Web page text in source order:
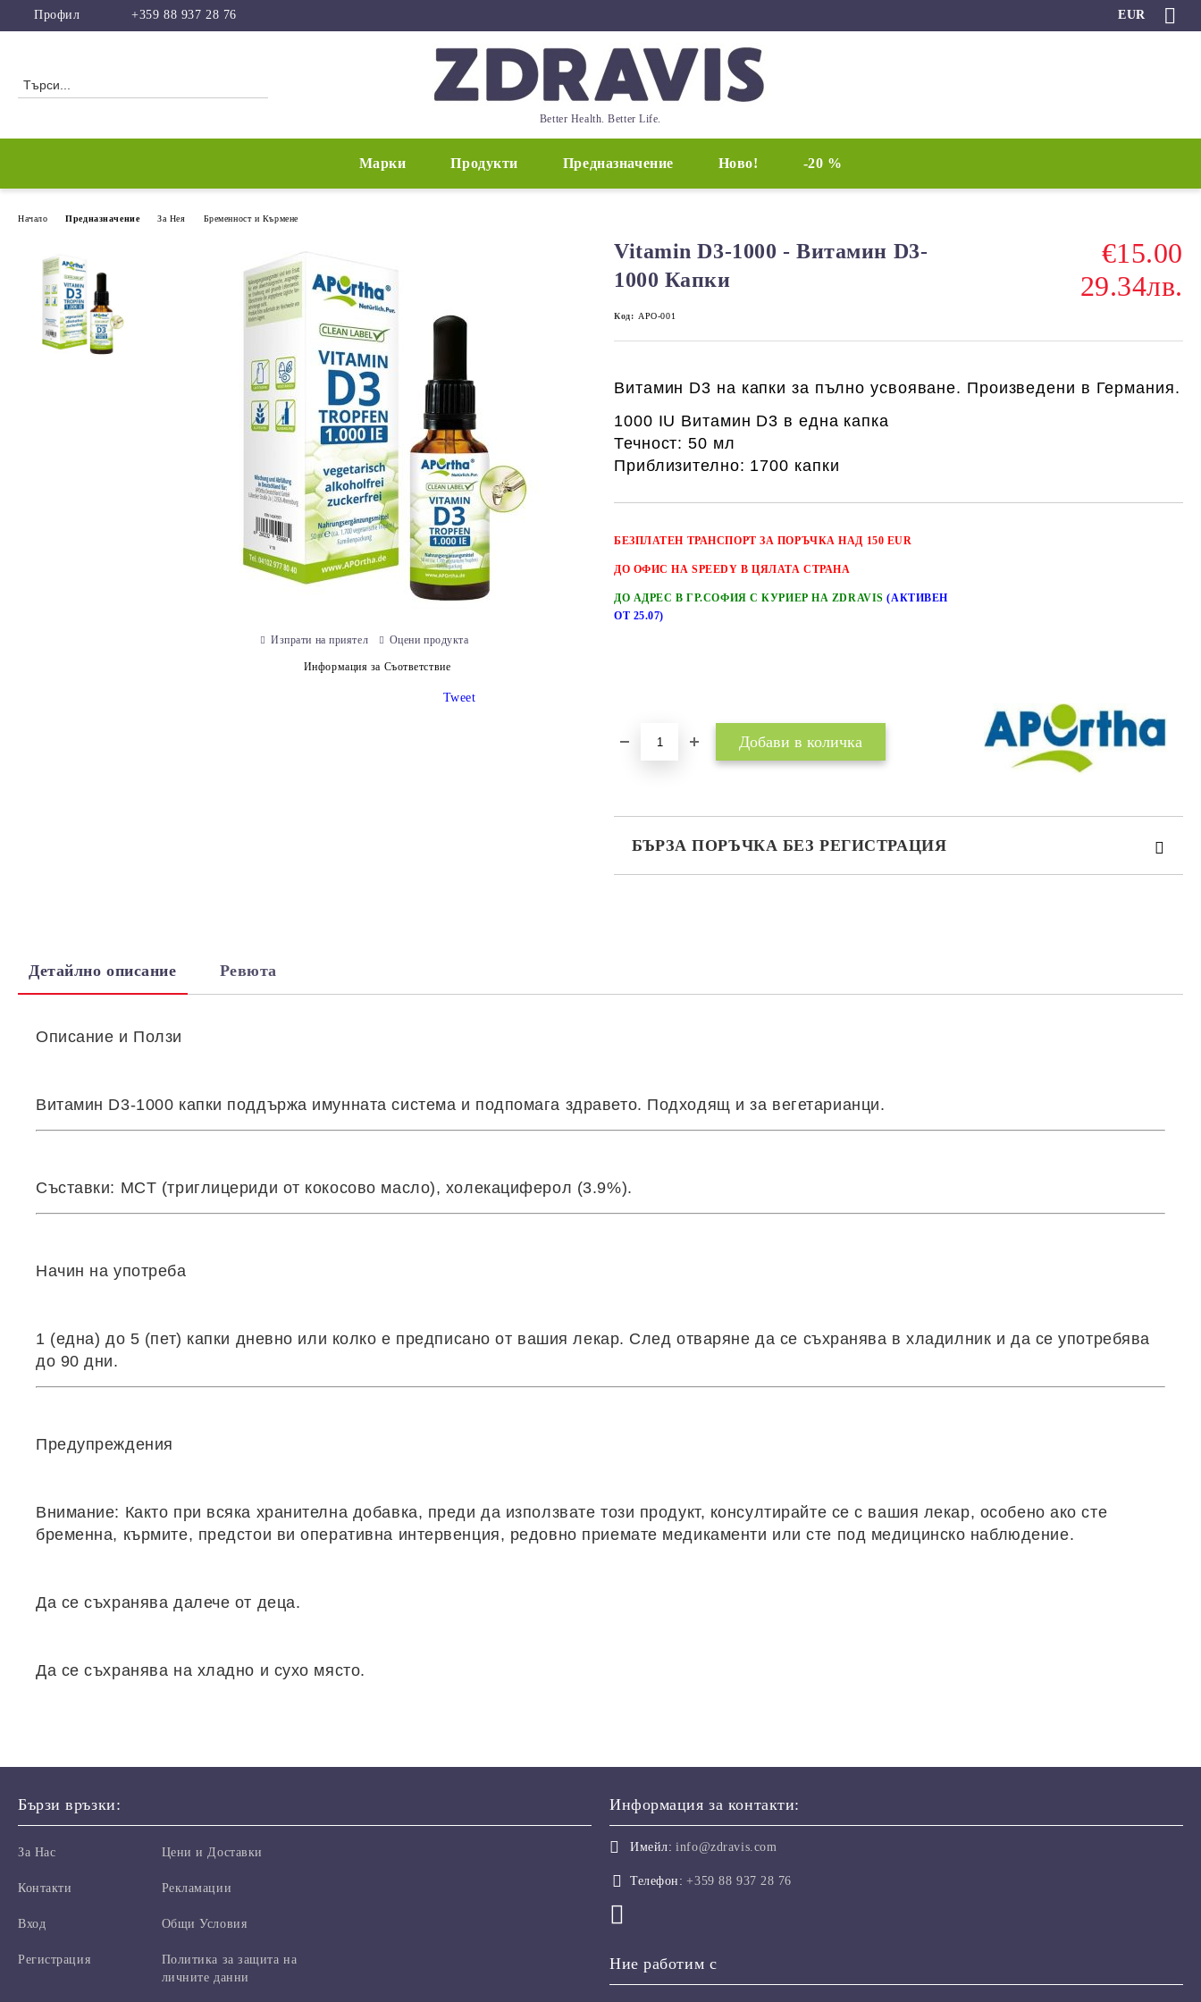
Профил +359 88 937 28 76 EUR
Better Health. Better Life.
Марки Продукти Предназначение Ново! -20 %
Начало Предназначение За Нея Бременност и Кърмене
Vitamin D3-1000 - Витамин D3-
1000 Капки
€15.00
29.34лв.
Код: APO-001
Витамин D3 на капки за пълно усвояване. Произведени в Германия.
1000 IU Витамин D3 в една капка
Течност: 50 мл
Приблизително: 1700 капки
БЕЗПЛАТЕН ТРАНСПОРТЗА ПОРЪЧКА НАД 150 EUR
ДО ОФИС НА SPEEDY В ЦЯЛАТА СТРАНА
ДО АДРЕС В ГР.СОФИЯ С КУРИЕР НА ZDRAVIS(АКТИВЕН
ОТ 25.07)
БЪРЗА ПОРЪЧКА БЕЗ РЕГИСТРАЦИЯ
Изпрати на приятел Оцени продукта
Информация за Съответствие
Tweet
Детайлно описание Ревюта
Описание и Ползи
Витамин D3-1000 капки поддържа имунната система и подпомага здравето. Подходящ и за вегетарианци.
Съставки: MCT (триглицериди от кокосово масло), холекациферол (3.9%).
Начин на употреба
1 (една) до 5 (пет) капки дневно или колко е предписано от вашия лекар. След отваряне да се съхранява в хладилник и да се употребява
до 90 дни.
Предупреждения
Внимание: Както при всяка хранителна добавка, преди да използвате този продукт, консултирайте се с вашия лекар, особено ако сте
бременна, кърмите, предстои ви оперативна интервенция, редовно приемате медикаменти или сте под медицинско наблюдение.
Да се съхранява далечe от деца.
Да се ​​съхранява на хладно и сухо място.
Бързи връзки:
За Нас
Контакти
Вход
Регистрация
Цени и Доставки
Рекламации
Общи Условия
Политика за защита на
личните данни
Информация за контакти:
Имейл: info@zdravis.com
Телефон: +359 88 937 28 76
Ние работим с